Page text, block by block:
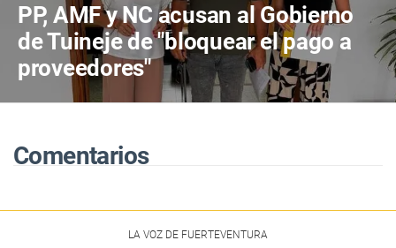
PP, AMF y NC acusan al Gobierno
de Tuineje de "bloquear el pago a
proveedores"
Comentarios
LA VOZ DE FUERTEVENTURA